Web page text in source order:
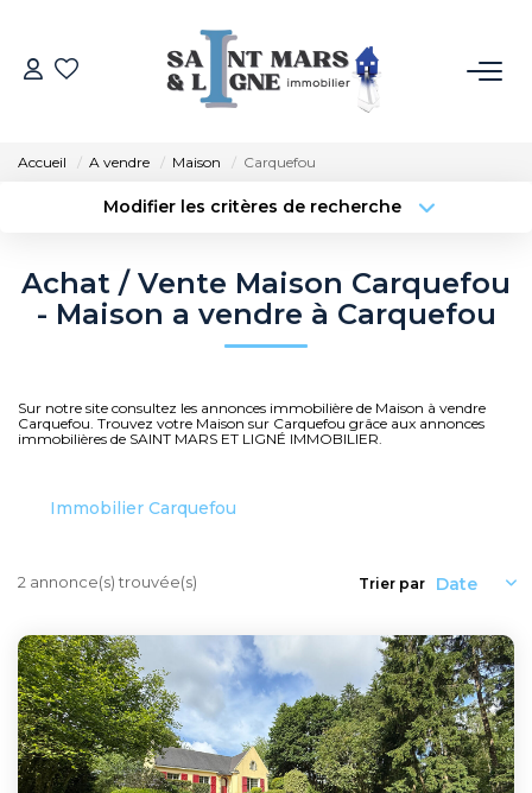
NOS MÉTIERS
NOS AGENCES
Notre Équipe
Nos Actualités
CONTACT
Accueil A vendre Maison Carquefou
Modifier les critères de recherche
Sélectionnez...
Type de bien
Surface min
Créer une alerte
Achat / Vente Maison Carquefou
- Maison a vendre à Carquefou
Sur notre site consultez les annonces immobilière de Maison à vendre
Carquefou. Trouvez votre Maison sur Carquefou grâce aux annonces
immobilières de SAINT MARS ET LIGNÉ IMMOBILIER.
Immobilier Carquefou
2 annonce(s) trouvée(s) Trier par